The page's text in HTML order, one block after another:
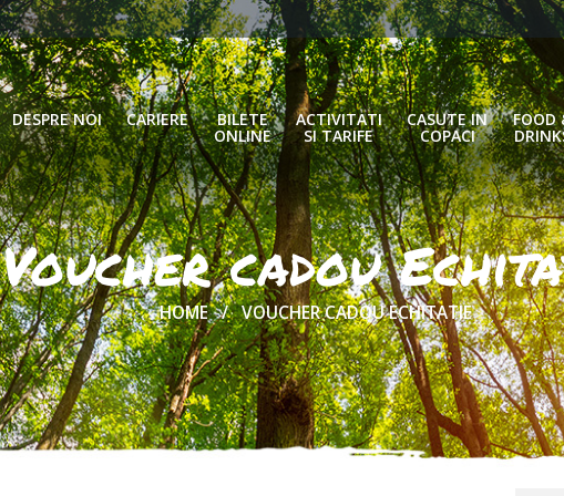
DESPRE NOI CARIERE BILETE
ONLINE
ACTIVITATI
SI TARIFE
CASUTE IN
COPACI
FOOD
Voucher cadou
HOME VOUCHER CADOU ECHITATIE